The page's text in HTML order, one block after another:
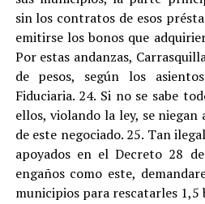
sin los contratos de esos
emitirse los bonos que
Por estas andanzas,
de pesos, según los
Fiduciaria. 24. Si no se sabe
ellos, violando la ley, se
de este negociado. 25. Tan
apoyados en el Decreto 28
engaños como este,
municipios para rescatarles 1,5